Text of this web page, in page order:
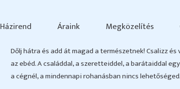
Házirend Áraink Megközelítés
Dőlj hátra és add át magad a természetnek! Csalizz
az ebéd. A családdal, a szeretteiddel, a barátaiddal
a cégnél, a mindennapi rohanásban nincs